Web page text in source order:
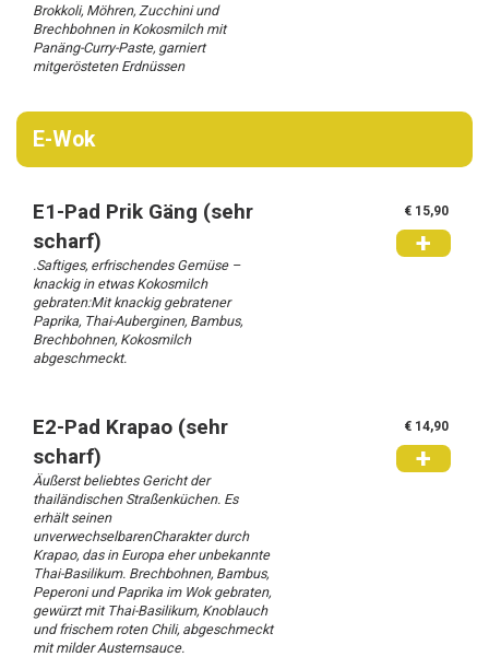
Brokkoli, Möhren, Zucchini und
Brechbohnen in Kokosmilch mit
Panäng-Curry-Paste, garniert
mitgerösteten Erdnüssen
E-Wok
E1-Pad Prik Gäng (sehr
scharf)
.Saftiges, erfrischendes Gemüse –
knackig in etwas Kokosmilch
gebraten:Mit knackig gebratener
Paprika, Thai-Auberginen, Bambus,
Brechbohnen, Kokosmilch
abgeschmeckt.
€ 15,90
+
E2-Pad Krapao (sehr
scharf)
Äußerst beliebtes Gericht der
thailändischen Straßenküchen. Es
erhält seinen
unverwechselbarenCharakter durch
Krapao, das in Europa eher unbekannte
Thai-Basilikum. Brechbohnen, Bambus,
Peperoni und Paprika im Wok gebraten,
gewürzt mit Thai-Basilikum, Knoblauch
und frischem roten Chili, abgeschmeckt
mit milder Austernsauce.
€ 14,90
+